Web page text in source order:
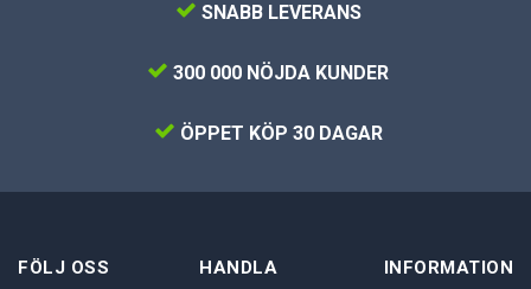
SNABB LEVERANS
300 000 NÖJDA KUNDER
ÖPPET KÖP 30 DAGAR
FÖLJ OSS HANDLA INFORMATION